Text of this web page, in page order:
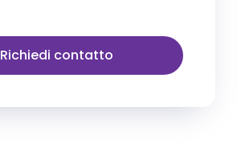
Richiedi contatto